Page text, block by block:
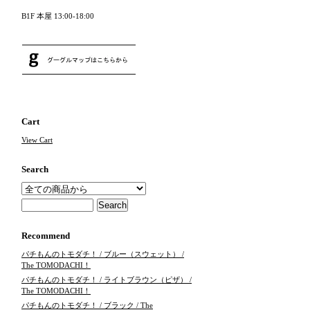
B1F 本屋 13:00-18:00
Cart
View Cart
Search
Recommend
パチもんのトモダチ！ / ブルー（スウェット） /
The TOMODACHI！
パチもんのトモダチ！ / ライトブラウン（ピザ） /
The TOMODACHI！
パチもんのトモダチ！ / ブラック / The